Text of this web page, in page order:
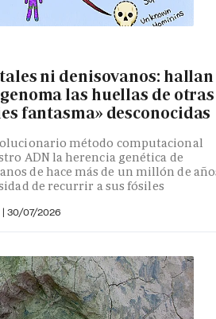
ni denisovanos: hallan
las huellas de otras
fantasma» desconocidas
método computacional
ADN la herencia genética de
de hace más de un millón de
de recurrir a sus fósiles
| 30/07/2026